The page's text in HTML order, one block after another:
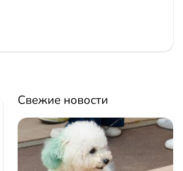
Свежие новости